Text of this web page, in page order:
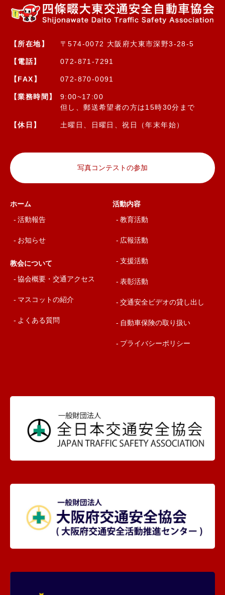
【所在地】 〒574-0072 大阪府大東市深野3-28-5
【電話】 072-871-7291
【FAX】 072-870-0091
【業務時間】
9:00~17:00
但し、郵送希望者の方は15時30分まで
【休日】 土曜日、日曜日、祝日（年末年始）
写真コンテストの参加
ホーム
活動報告
お知らせ
教会について
協会概要・交通アクセス
マスコットの紹介
よくある質問
活動内容
教育活動
広報活動
支援活動
表彰活動
交通安全ビデオの貸し出し
自動車保険の取り扱い
プライバシーポリシー